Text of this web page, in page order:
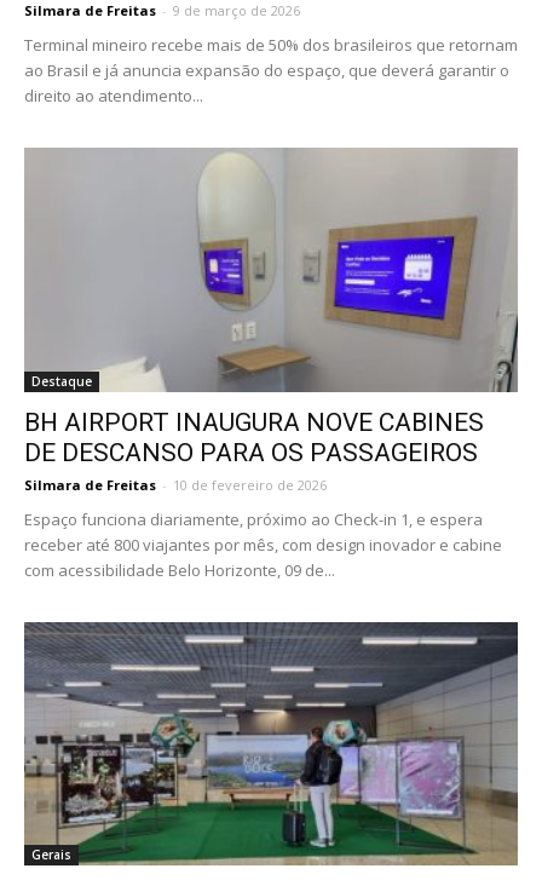
Silmara de Freitas - 9 de março de 2026
Terminal mineiro recebe mais de 50% dos brasileiros que retornam
ao Brasil e já anuncia expansão do espaço, que deverá garantir o
direito ao atendimento...
Destaque
BH AIRPORT INAUGURA NOVE CABINES
DE DESCANSO PARA OS PASSAGEIROS
Silmara de Freitas - 10 de fevereiro de 2026
Espaço funciona diariamente, próximo ao Check-in 1, e espera
receber até 800 viajantes por mês, com design inovador e cabine
com acessibilidade Belo Horizonte, 09 de...
Gerais